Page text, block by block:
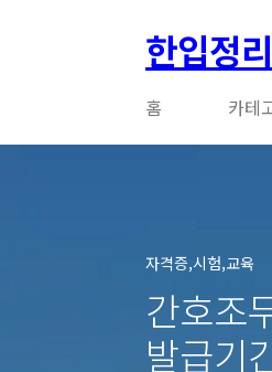
한입정리
홈 카테
자격증,시험,교육
간호조
발급기